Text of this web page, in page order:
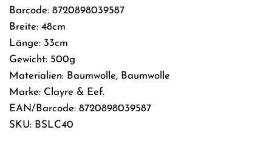
Barcode: 8720898039587
Breite: 48cm
Länge: 33cm
Gewicht: 500g
Materialien: Baumwolle, Baumwolle
Marke: Clayre & Eef.
EAN/Barcode: 8720898039587
SKU: BSLC40